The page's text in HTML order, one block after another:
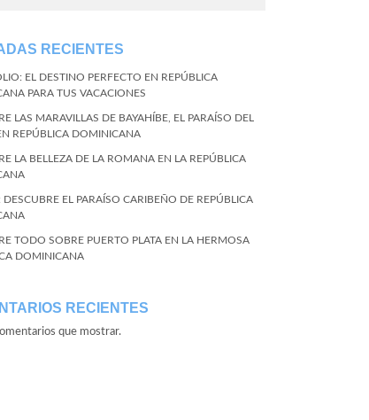
RECIENTES
EL DESTINO PERFECTO EN REPÚBLICA
PARA TUS VACACIONES
LAS MARAVILLAS DE BAYAHÍBE, EL PARAÍSO DEL
REPÚBLICA DOMINICANA
LA BELLEZA DE LA ROMANA EN LA REPÚBLICA
DESCUBRE EL PARAÍSO CARIBEÑO DE REPÚBLICA
TODO SOBRE PUERTO PLATA EN LA HERMOSA
DOMINICANA
RECIENTES
que mostrar.